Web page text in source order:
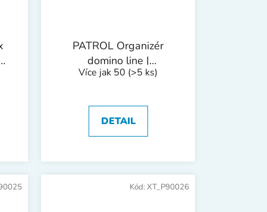
PATROL Organizér
domino line |
190x155x37 mm
Více jak 50 (>5 ks)
DETAIL
Kód: XT_P90026